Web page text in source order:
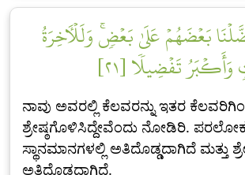
بَعۡضَهُمۡ عَلَىٰ بَعۡضٖۚ وَلَلۡأٓخِرَةُ
تَفۡضِيلٗا [٢١]
ನಾವು ಅವರಲ್ಲಿ ಕೆಲವರನ್ನು ಇತರ
ಶ್ರೇಷ್ಠಗೊಳಿಸಿದ್ದೇವೆಂದು ನೋಡಿರಿ.
ಸ್ಥಾನಮಾನಗಳಲ್ಲಿ ಅತಿದೊಡ್ಡದಾಗಿದೆ ಮತ್ತು
ಅತಿದೊಡ್ಡದಾಗಿದೆ.